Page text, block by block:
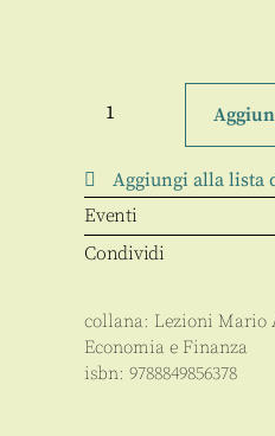
della
Mario
Arcelli”
quantità
Aggiungi alla lista
Eventi
Condividi
collana: Lezioni Mario
Economia e Finanza
isbn: 9788849856378